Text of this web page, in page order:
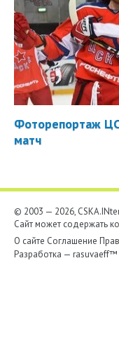
Фоторепортаж
матч
© 2003 — 2026,
Сайт может содержать
О сайте Соглашение
Разработка — rasuvaeff™